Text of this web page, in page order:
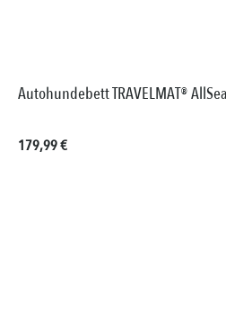
Autohundebett TRAVELMAT®
Regulärer Preis:
179,99 €